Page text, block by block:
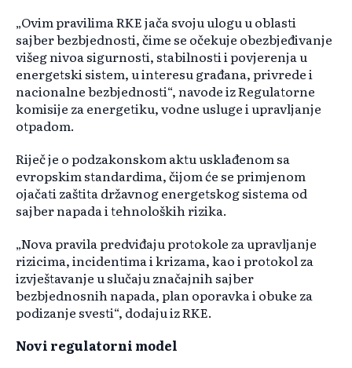
„Ovim pravilima RKE jača svoju ulogu u oblasti
sajber bezbjednosti, čime se očekuje obezbjeđivanje
višeg nivoa sigurnosti, stabilnosti i povjerenja u
energetski sistem, u interesu građana, privrede i
nacionalne bezbjednosti“, navode iz Regulatorne
komisije za energetiku, vodne usluge i upravljanje
otpadom.
Riječ je o podzakonskom aktu usklađenom sa
evropskim standardima, čijom će se primjenom
ojačati zaštita državnog energetskog sistema od
sajber napada i tehnoloških rizika.
„Nova pravila predviđaju protokole za upravljanje
rizicima, incidentima i krizama, kao i protokol za
izvještavanje u slučaju značajnih sajber
bezbjednosnih napada, plan oporavka i obuke za
podizanje svesti“, dodaju iz RKE.
Novi regulatorni model